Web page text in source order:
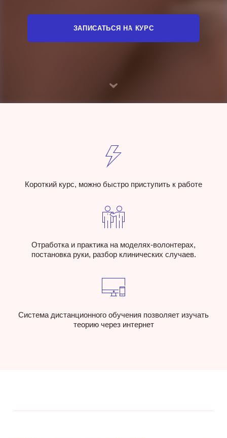
ЗАПИСАТЬСЯ НА КУРС
Короткий курс, можно быстро приступить к работе
Отработка и практика на моделях-волонтерах,
постановка руки, разбор клинических случаев.
Система дистанционного обучения позволяет изучать
теорию через интернет